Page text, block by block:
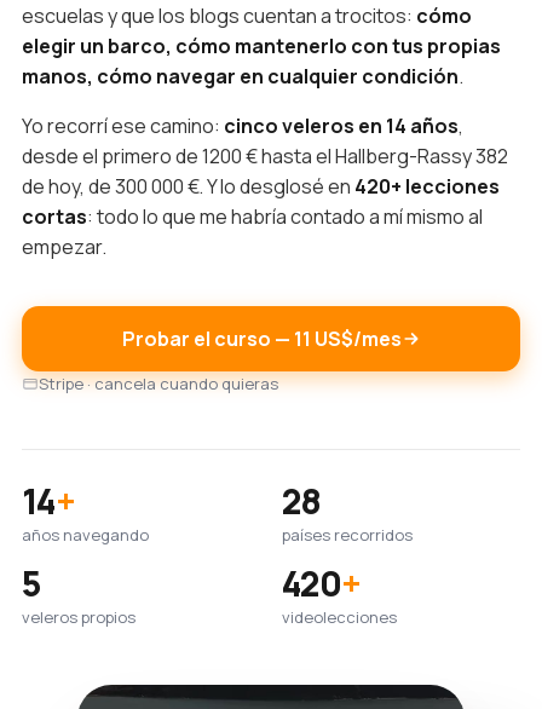
escuelas y que los blogs cuentan a trocitos: cómo
elegir un barco, cómo mantenerlo con tus propias
manos, cómo navegar en cualquier condición.
Yo recorrí ese camino: cinco veleros en 14 años,
desde el primero de 1200 € hasta el Hallberg-Rassy 382
de hoy, de 300 000 €. Y lo desglosé en 420+ lecciones
cortas: todo lo que me habría contado a mí mismo al
empezar.
Probar el curso — 11 US$/mes
Stripe · cancela cuando quieras
14+
años navegando
28
países recorridos
5
veleros propios
420+
videolecciones